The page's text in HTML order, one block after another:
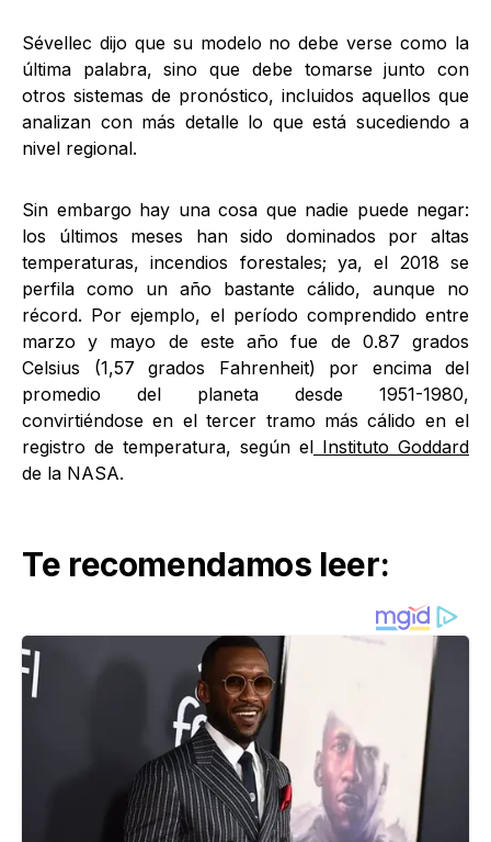
Sévellec dijo que su modelo no debe verse como la
última palabra, sino que debe tomarse junto con
otros sistemas de pronóstico, incluidos aquellos que
analizan con más detalle lo que está sucediendo a
nivel regional.
Sin embargo hay una cosa que nadie puede negar:
los últimos meses han sido dominados por altas
temperaturas, incendios forestales; ya, el 2018 se
perfila como un año bastante cálido, aunque no
récord. Por ejemplo, el período comprendido entre
marzo y mayo de este año fue de 0.87 grados
Celsius (1,57 grados Fahrenheit) por encima del
promedio del planeta desde 1951-1980,
convirtiéndose en el tercer tramo más cálido en el
registro de temperatura, según el Instituto Goddard
de la NASA.
Te recomendamos leer: